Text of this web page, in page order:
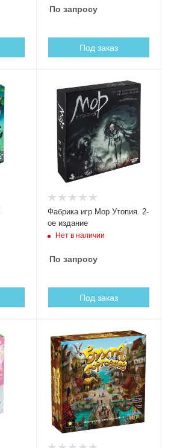
По запросу
Под заказ
Фабрика игр Мор Утопия. 2-
ое издание
Нет в наличии
По запросу
Под заказ